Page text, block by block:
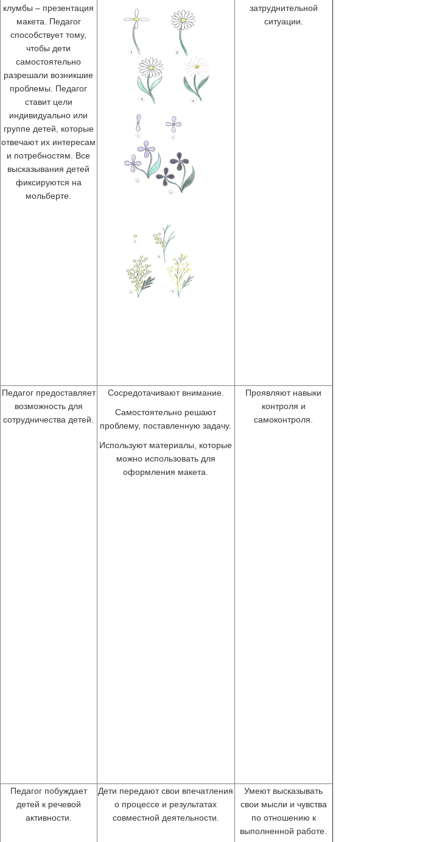
клумбы – презентация
макета. Педагог
способствует тому,
чтобы дети
самостоятельно
разрешали возникшие
проблемы. Педагог
ставит цели
индивидуально или
группе детей, которые
отвечают их интересам
и потребностям. Все
высказывания детей
фиксируются на
мольберте.
затруднительной
ситуации.
Педагог предоставляет
возможность для
сотрудничества детей.
Сосредотачивают внимание.
Самостоятельно решают
проблему, поставленную задачу.
Используют материалы, которые
можно использовать для
оформления макета.
Проявляют навыки
контроля и
самоконтроля.
Педагог побуждает
детей к речевой
активности.
Дети передают свои впечатления
о процессе и результатах
совместной деятельности.
Умеют высказывать
свои мысли и чувства
по отношению к
выполненной работе.